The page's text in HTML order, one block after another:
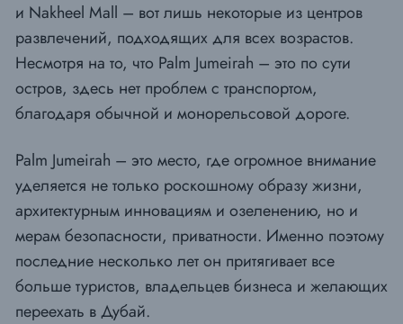
и Nakheel Mall – вот лишь некоторые из центров
развлечений, подходящих для всех возрастов.
Несмотря на то, что Palm Jumeirah – это по сути
остров, здесь нет проблем с транспортом,
благодаря обычной и монорельсовой дороге.
Palm Jumeirah – это место, где огромное внимание
уделяется не только роскошному образу жизни,
архитектурным инновациям и озеленению, но и
мерам безопасности, приватности. Именно поэтому
последние несколько лет он притягивает все
больше туристов, владельцев бизнеса и желающих
переехать в Дубай.